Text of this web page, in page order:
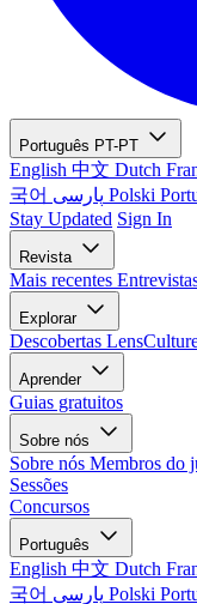
Português PT-PT
English 中文 Dutch
국어
Polski
Stay Updated Sign In
Revista
Mais recentes
Explorar
Descobertas
Aprender
Guias gratuitos
Sobre nós
Sobre nós Membros do
Sessões
Concursos
Português
English 中文 Dutch
국어
Polski